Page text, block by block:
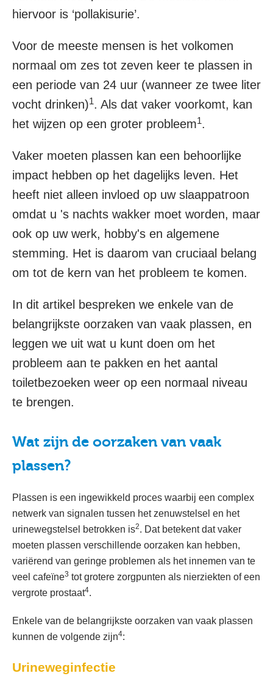
hiervoor is ‘pollakisurie’.
Voor de meeste mensen is het volkomen
normaal om zes tot zeven keer te plassen in
een periode van 24 uur (wanneer ze twee liter
vocht drinken)1. Als dat vaker voorkomt, kan
het wijzen op een groter probleem1.
Vaker moeten plassen kan een behoorlijke
impact hebben op het dagelijks leven. Het
heeft niet alleen invloed op uw slaappatroon
omdat u 's nachts wakker moet worden, maar
ook op uw werk, hobby's en algemene
stemming. Het is daarom van cruciaal belang
om tot de kern van het probleem te komen.
In dit artikel bespreken we enkele van de
belangrijkste oorzaken van vaak plassen, en
leggen we uit wat u kunt doen om het
probleem aan te pakken en het aantal
toiletbezoeken weer op een normaal niveau
te brengen.
Wat zijn de oorzaken van vaak
plassen?
Plassen is een ingewikkeld proces waarbij een complex
netwerk van signalen tussen het zenuwstelsel en het
urinewegstelsel betrokken is2. Dat betekent dat vaker
moeten plassen verschillende oorzaken kan hebben,
variërend van geringe problemen als het innemen van te
veel cafeïne3 tot grotere zorgpunten als nierziekten of een
vergrote prostaat4.
Enkele van de belangrijkste oorzaken van vaak plassen
kunnen de volgende zijn4:
Urineweginfectie